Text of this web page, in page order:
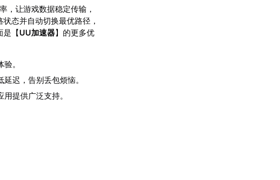
，让游戏数据稳定传输，
态并自动切换最优路径，
是【UU加速器】的更多优
。
迟，告别丢包烦恼。
提供广泛支持。